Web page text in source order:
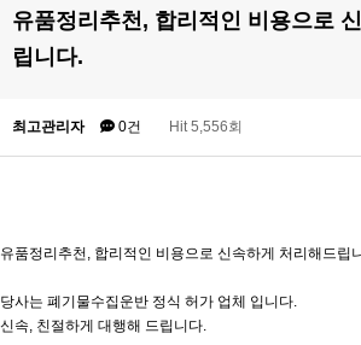
유품정리추천, 합리적인 비용으로
립니다.
최고관리자 0건 Hit 5,556회
유품정리추천, 합리적인 비용으로 신속하게 처리해드립
당사는 폐기물수집운반 정식 허가 업체 입니다.
신속, 친절하게 대행해 드립니다.